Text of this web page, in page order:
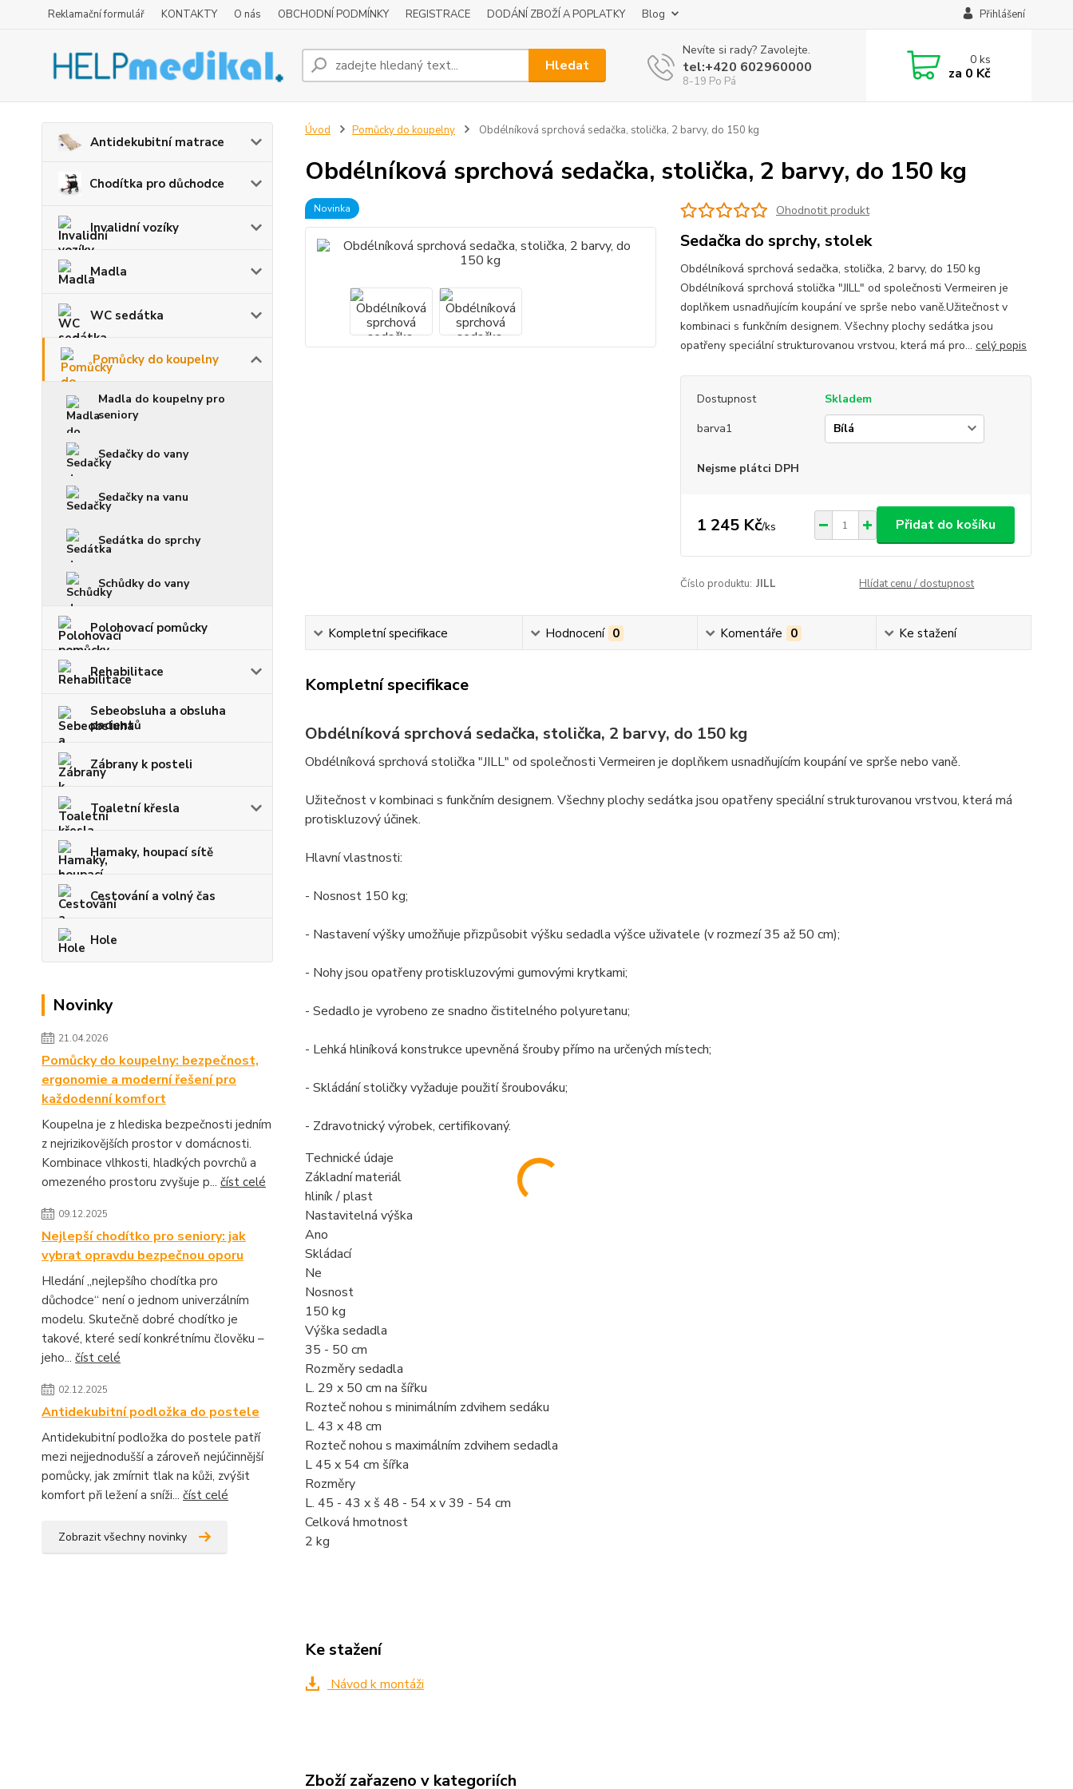
Reklamační formulář KONTAKTY O nás OBCHODNÍ PODMÍNKY REGISTRACE DODÁNÍ ZBOŽÍ A POPLATKY Blog Přihlášení
Hledat
Nevíte si rady? Zavolejte.
tel:+420 602960000
8-19 Po Pá
0ks
za 0 Kč
Antidekubitní matrace
Chodítka pro důchodce
Invalidní vozíky
Madla
WC sedátka
Pomůcky do koupelny
Madla do koupelny pro
seniory
Sedačky do vany
Sedačky na vanu
Sedátka do sprchy
Schůdky do vany
Polohovací pomůcky
Rehabilitace
Sebeobsluha a obsluha
pacientů
Zábrany k posteli
Toaletní křesla
Hamaky, houpací sítě
Cestování a volný čas
Hole
Novinky
21.04.2026
Pomůcky do koupelny: bezpečnost,
ergonomie a moderní řešení pro
každodenní komfort
Koupelna je z hlediska bezpečnosti jedním
z nejrizikovějších prostor v domácnosti.
Kombinace vlhkosti, hladkých povrchů a
omezeného prostoru zvyšuje p... číst celé
09.12.2025
Nejlepší chodítko pro seniory: jak
vybrat opravdu bezpečnou oporu
Hledání „nejlepšího chodítka pro
důchodce“ není o jednom univerzálním
modelu. Skutečně dobré chodítko je
takové, které sedí konkrétnímu člověku –
jeho... číst celé
02.12.2025
Antidekubitní podložka do postele
Antidekubitní podložka do postele patří
mezi nejjednodušší a zároveň nejúčinnější
pomůcky, jak zmírnit tlak na kůži, zvýšit
komfort při ležení a sníži... číst celé
Zobrazit všechny novinky
Úvod Pomůcky do koupelny Obdélníková sprchová sedačka, stolička, 2 barvy, do 150 kg
Obdélníková sprchová sedačka, stolička, 2 barvy, do 150 kg
Novinka Ohodnotit produkt
Sedačka do sprchy, stolek
Obdélníková sprchová sedačka, stolička, 2 barvy, do 150 kg
Obdélníková sprchová stolička "JILL" od společnosti Vermeiren je
doplňkem usnadňujícím koupání ve sprše nebo vaně.Užitečnost v
kombinaci s funkčním designem. Všechny plochy sedátka jsou
opatřeny speciální strukturovanou vrstvou, která má pro... celý popis
Dostupnost
Skladem
barva1
Nejsme plátci DPH
1 245 Kč/ks Přidat do košíku
Číslo produktu: JILL Hlídat cenu / dostupnost
Kompletní specifikace Hodnocení 0 Komentáře 0 Ke stažení
Kompletní specifikace
Obdélníková sprchová sedačka, stolička, 2 barvy, do 150 kg
Obdélníková sprchová stolička "JILL" od společnosti Vermeiren je doplňkem usnadňujícím koupání ve sprše nebo vaně.
Užitečnost v kombinaci s funkčním designem. Všechny plochy sedátka jsou opatřeny speciální strukturovanou vrstvou, která má
protiskluzový účinek.
Hlavní vlastnosti:
- Nosnost 150 kg;
- Nastavení výšky umožňuje přizpůsobit výšku sedadla výšce uživatele (v rozmezí 35 až 50 cm);
- Nohy jsou opatřeny protiskluzovými gumovými krytkami;
- Sedadlo je vyrobeno ze snadno čistitelného polyuretanu;
- Lehká hliníková konstrukce upevněná šrouby přímo na určených místech;
- Skládání stoličky vyžaduje použití šroubováku;
- Zdravotnický výrobek, certifikovaný.
Technické údaje
Základní materiál
hliník / plast
Nastavitelná výška
Ano
Skládací
Ne
Nosnost
150 kg
Výška sedadla
35 - 50 cm
Rozměry sedadla
L. 29 x 50 cm na šířku
Rozteč nohou s minimálním zdvihem sedáku
L. 43 x 48 cm
Rozteč nohou s maximálním zdvihem sedadla
L 45 x 54 cm šířka
Rozměry
L. 45 - 43 x š 48 - 54 x v 39 - 54 cm
Celková hmotnost
2 kg
Ke stažení
Návod k montáži
Zboží zařazeno v kategoriích